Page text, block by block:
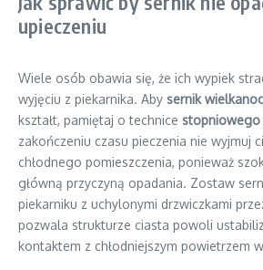
upieczeniu
Wiele osób obawia się, że ich wypiek
wyjęciu z piekarnika. Aby sernik
kształt, pamiętaj o technice stopniowego
zakończeniu czasu pieczenia nie wyjmuj
chłodnego pomieszczenia, ponieważ
główną przyczyną opadania. Zostaw
piekarniku z uchylonymi drzwiczkami
pozwala strukturze ciasta powoli
kontaktem z chłodniejszym powietrzem